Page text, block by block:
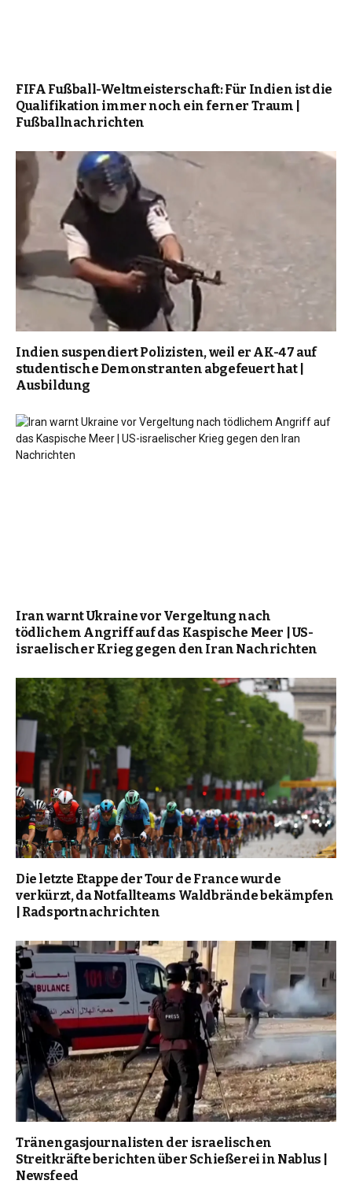
FIFA Fußball-Weltmeisterschaft: Für Indien ist die
Qualifikation immer noch ein ferner Traum |
Fußballnachrichten
Indien suspendiert Polizisten, weil er AK-47 auf
studentische Demonstranten abgefeuert hat |
Ausbildung
Iran warnt Ukraine vor Vergeltung nach
tödlichem Angriff auf das Kaspische Meer | US-
israelischer Krieg gegen den Iran Nachrichten
Die letzte Etappe der Tour de France wurde
verkürzt, da Notfallteams Waldbrände bekämpfen
| Radsportnachrichten
Tränengasjournalisten der israelischen
Streitkräfte berichten über Schießerei in Nablus |
Newsfeed